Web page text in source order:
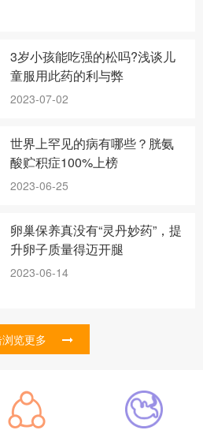
3岁小孩能吃强的松吗?浅谈儿
童服用此药的利与弊
2023-07-02
世界上罕见的病有哪些？胱氨
酸贮积症100%上榜
2023-06-25
卵巢保养真没有“灵丹妙药”，提
升卵子质量得迈开腿
2023-06-14
浏览更多